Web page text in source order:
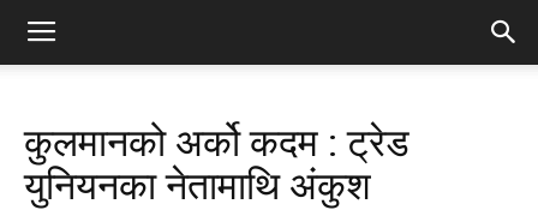
कुलमानको अर्को कदम : ट्रेड
युनियनका नेतामाथि अंकुश